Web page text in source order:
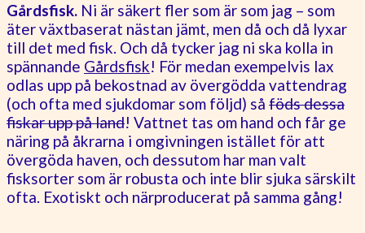
Gårdsfisk. Ni är säkert fler som är som jag – som
äter växtbaserat nästan jämt, men då och då lyxar
till det med fisk. Och då tycker jag ni ska kolla in
spännande Gårdsfisk! För medan exempelvis lax
odlas upp på bekostnad av övergödda vattendrag
(och ofta med sjukdomar som följd) så föds dessa
fiskar upp på land! Vattnet tas om hand och får ge
näring på åkrarna i omgivningen istället för att
övergöda haven, och dessutom har man valt
fisksorter som är robusta och inte blir sjuka särskilt
ofta. Exotiskt och närproducerat på samma gång!